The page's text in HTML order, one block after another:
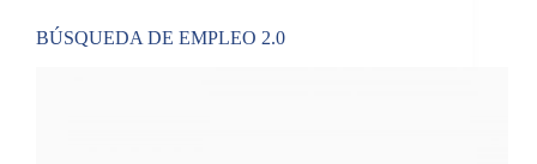
BÚSQUEDA DE EMPLEO 2.0